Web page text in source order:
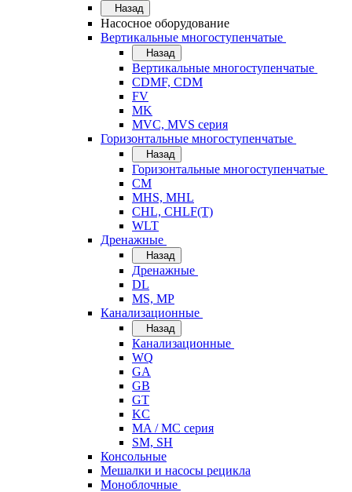
Назад
Насосное оборудование
Вертикальные многоступенчатые
Назад
Вертикальные многоступенчатые
CDMF, CDM
FV
MK
MVC, MVS серия
Горизонтальные многоступенчатые
Назад
Горизонтальные многоступенчатые
CM
MHS, MHL
CHL, CHLF(T)
WLT
Дренажные
Назад
Дренажные
DL
MS, MP
Канализационные
Назад
Канализационные
WQ
GA
GB
GT
KC
MA / MC серия
SM, SH
Консольные
Мешалки и насосы рецикла
Моноблочные